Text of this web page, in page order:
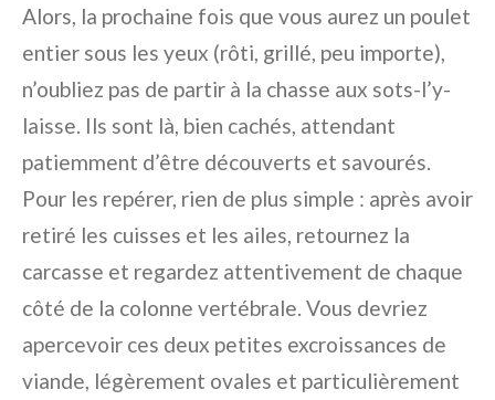
Alors, la prochaine fois que vous aurez un poulet
entier sous les yeux (rôti, grillé, peu importe),
n’oubliez pas de partir à la chasse aux sots-l’y-
laisse. Ils sont là, bien cachés, attendant
patiemment d’être découverts et savourés.
Pour les repérer, rien de plus simple : après avoir
retiré les cuisses et les ailes, retournez la
carcasse et regardez attentivement de chaque
côté de la colonne vertébrale. Vous devriez
apercevoir ces deux petites excroissances de
viande, légèrement ovales et particulièrement